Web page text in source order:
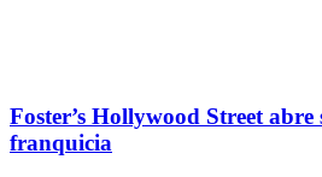
Foster’s Hollywood Street
franquicia